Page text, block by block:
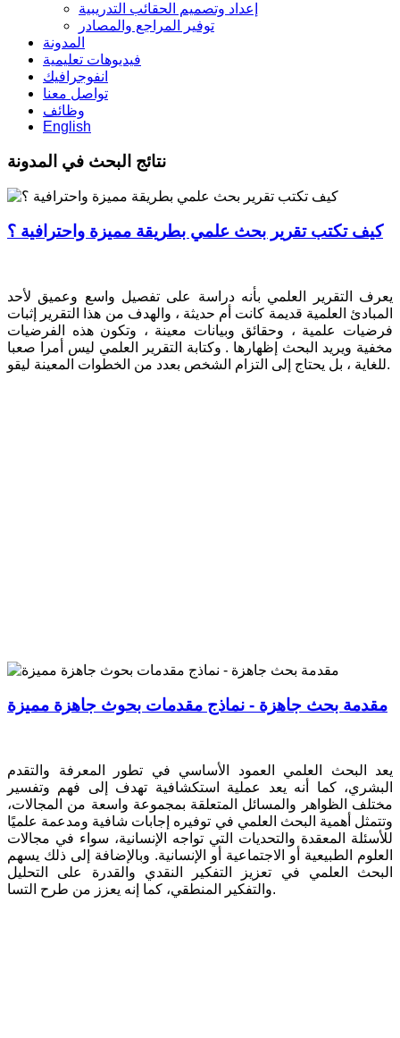
إعداد وتصميم الحقائب التدريبية
توفير المراجع والمصادر
المدونة
فيديوهات تعليمية
انفوجرافيك
تواصل معنا
وظائف
English
نتائج البحث في المدونة
كيف تكتب تقرير بحث علمي بطريقة مميزة واحترافية ؟
يعرف التقرير العلمي بأنه دراسة على تفصيل واسع وعميق لأحد
المبادئ العلمية قديمة كانت أم حديثة ، والهدف من هذا التقرير إثبات
فرضيات علمية ، وحقائق وبيانات معينة ، وتكون هذه الفرضيات
مخفية ويريد البحث إظهارها . وكتابة التقرير العلمي ليس أمرا صعبا
للغاية ، بل يحتاج إلى التزام الشخص بعدد من الخطوات المعينة ليقو.
مقدمة بحث جاهزة - نماذج مقدمات بحوث جاهزة مميزة
يعد البحث العلمي العمود الأساسي في تطور المعرفة والتقدم
البشري، كما أنه يعد عملية استكشافية تهدف إلى فهم وتفسير
مختلف الظواهر والمسائل المتعلقة بمجموعة واسعة من المجالات،
وتتمثل أهمية البحث العلمي في توفيره إجابات شافية ومدعمة علميًا
للأسئلة المعقدة والتحديات التي تواجه الإنسانية، سواء في مجالات
العلوم الطبيعية أو الاجتماعية أو الإنسانية. وبالإضافة إلى ذلك يسهم
البحث العلمي في تعزيز التفكير النقدي والقدرة على التحليل
والتفكير المنطقي، كما إنه يعزز من طرح التسا.